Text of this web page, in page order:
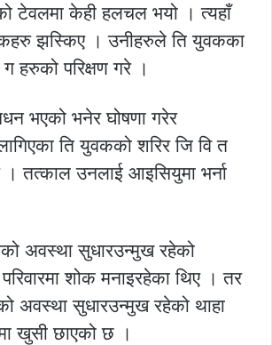
टेवलमा केही हलचल भयो । त्यहाँ
झस्किए । उनीहरुले ति युवकका
हरुको परिक्षण गरे ।
भएको भनेर घोषणा गरेर
लागिएका ति युवकको शरिर जि वि त
। तत्काल उनलाई आइसियुमा भर्ना
अवस्था सुधारउन्मुख रहेको
शोक मनाइरहेका थिए । तर
अवस्था सुधारउन्मुख रहेको थाहा
खुसी छाएको छ ।